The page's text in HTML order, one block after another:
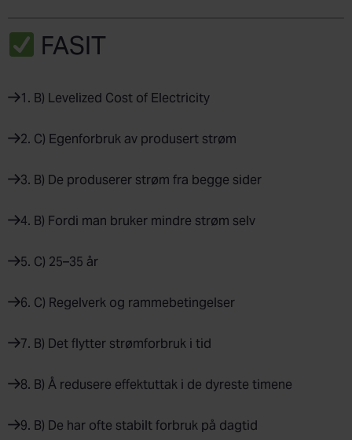
FASIT
1. B) Levelized Cost of Electricity
2. C) Egenforbruk av produsert strøm
3. B) De produserer strøm fra begge sider
4. B) Fordi man bruker mindre strøm selv
5. C) 25–35 år
6. C) Regelverk og rammebetingelser
7. B) Det flytter strømforbruk i tid
8. B) Å redusere effektuttak i de dyreste timene
9. B) De har ofte stabilt forbruk på dagtid